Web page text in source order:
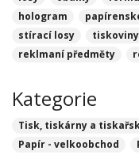
hologram
stírací losy
tiskoviny
reklmaní předměty
Kategorie
Tisk, tiskárny a
Papír - velkoobchod